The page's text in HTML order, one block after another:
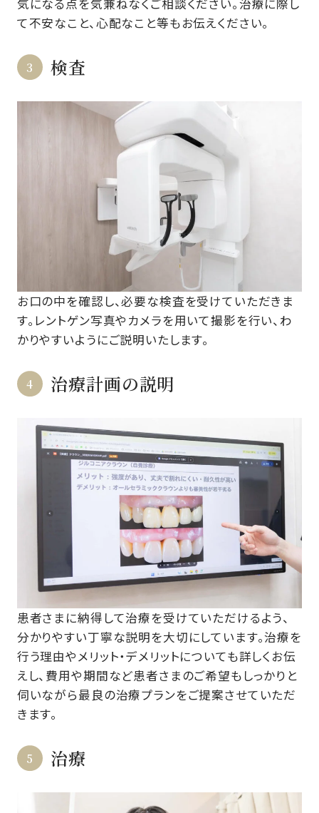
気になる点を気兼ねなくご相談ください。治療に際し
て不安なこと、心配なこと等もお伝えください。
検査
お口の中を確認し、必要な検査を受けていただきま
す。レントゲン写真やカメラを用いて撮影を行い、わ
かりやすいようにご説明いたします。
治療計画の説明
患者さまに納得して治療を受けていただけるよう、
分かりやすい丁寧な説明を大切にしています。治療を
行う理由やメリット・デメリットについても詳しくお伝
えし、費用や期間など患者さまのご希望もしっかりと
伺いながら最良の治療プランをご提案させていただ
きます。
治療